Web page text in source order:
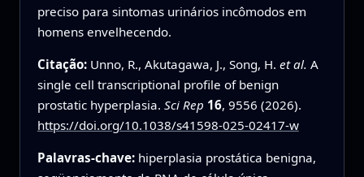
preciso para sintomas urinários incômodos em
homens envelhecendo.
Citação: Unno, R., Akutagawa, J., Song, H. et al. A
single cell transcriptional profile of benign
prostatic hyperplasia. Sci Rep 16, 9556 (2026).
https://doi.org/10.1038/s41598-025-02417-w
Palavras-chave: hiperplasia prostática benigna,